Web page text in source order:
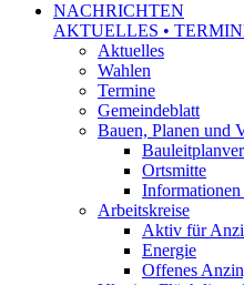
NACHRICHTEN
AKTUELLES •
Aktuelles
Wahlen
Termine
Gemeindeblatt
Bauen, Planen und
Ortsmitte
Arbeitskreise
Aktiv für
Energie
Offenes